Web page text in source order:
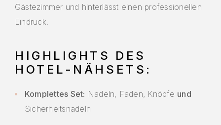
Gästezimmer und hinterlässt einen professionellen
Eindruck.
HIGHLIGHTS DES
HOTEL-NÄHSETS:
Komplettes Set: Nadeln, Faden, Knöpfe und
Sicherheitsnadeln